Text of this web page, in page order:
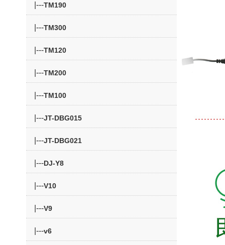
|---TM190
|---TM300
|---TM120
|---TM200
|---TM100
|---JT-DBG015
|---JT-DBG021
|---DJ-Y8
|---V10
|---V9
|---v6